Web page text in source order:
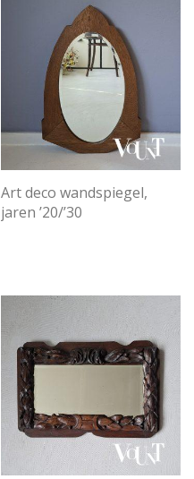
Art deco wandspiegel,
jaren ’20/’30